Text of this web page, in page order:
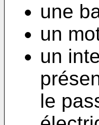
une
un
un
le